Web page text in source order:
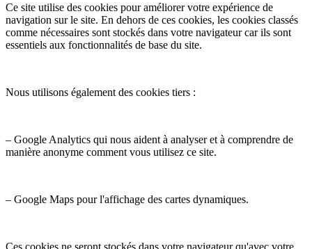
Ce site utilise des cookies pour améliorer votre expérience de
navigation sur le site. En dehors de ces cookies, les cookies classés
comme nécessaires sont stockés dans votre navigateur car ils sont
essentiels aux fonctionnalités de base du site.
Nous utilisons également des cookies tiers :
– Google Analytics qui nous aident à analyser et à comprendre de
manière anonyme comment vous utilisez ce site.
– Google Maps pour l'affichage des cartes dynamiques.
Ces cookies ne seront stockés dans votre navigateur qu'avec votre